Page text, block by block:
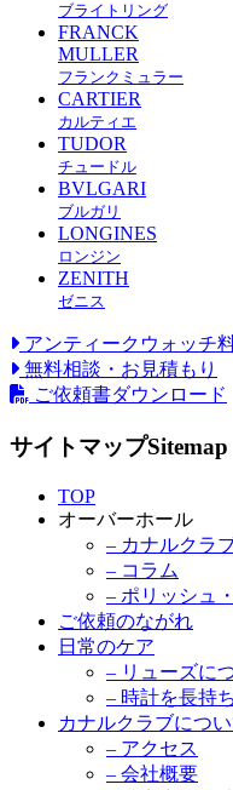
ブライトリング
FRANCK
MULLER
フランクミュラー
CARTIER
カルティエ
TUDOR
チュードル
BVLGARI
ブルガリ
LONGINES
ロンジン
ZENITH
ゼニス
アンティークウォッチ
無料相談・お見積もり
ご依頼書ダウンロード
サイトマップSitemap
TOP
オーバーホール
– カナルクラ
– コラム
– ポリッシュ
ご依頼のながれ
日常のケア
– リューズに
– 時計を長持
カナルクラブにつ
– アクセス
– 会社概要